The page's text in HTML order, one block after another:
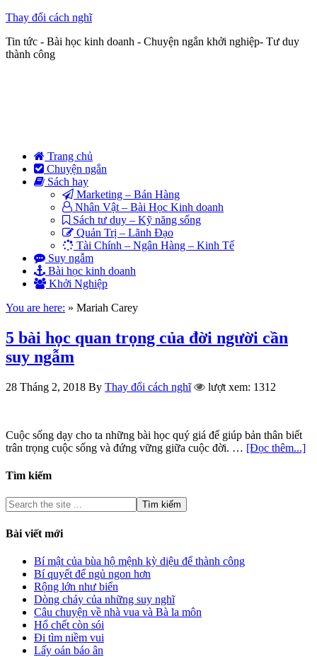
Thay đổi cách nghĩ
Tin tức - Bài học kinh doanh - Chuyện ngắn khởi nghiệp- Tư duy
thành công
Trang chủ
Chuyện ngắn
Sách hay
Marketing – Bán Hàng
Nhân Vật – Bài Học Kinh doanh
Sách tư duy – Kỹ năng sống
Quản Trị – Lãnh Đạo
Tài Chính – Ngân Hàng – Kinh Tế
Suy ngẫm
Bài học kinh doanh
Khởi Nghiệp
You are here: » Mariah Carey
5 bài học quan trọng của đời người cần
suy ngẫm
28 Tháng 2, 2018 By Thay đổi cách nghĩ lượt xem: 1312
Cuộc sống dạy cho ta những bài học quý giá để giúp bản thân biết
trân trọng cuộc sống và đứng vững giữa cuộc đời. … [Đọc thêm...]
Tìm kiếm
Bài viết mới
Bí mật của bùa hộ mệnh kỳ diệu để thành công
Bí quyết để ngủ ngon hơn
Rộng lớn như biển
Dòng chảy của những suy nghĩ
Câu chuyện về nhà vua và Bà la môn
Hổ chết còn sói
Đi tìm niềm vui
Lấy oán báo ân